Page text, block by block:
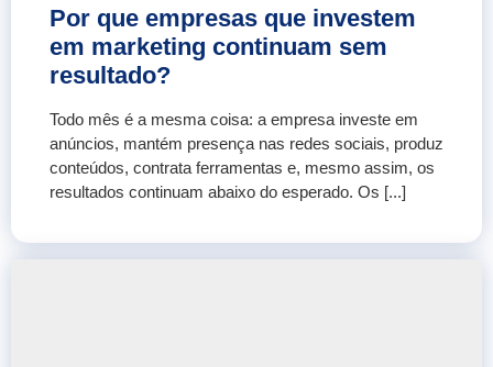
Por que empresas que investem
em marketing continuam sem
resultado?
Todo mês é a mesma coisa: a empresa investe em
anúncios, mantém presença nas redes sociais, produz
conteúdos, contrata ferramentas e, mesmo assim, os
resultados continuam abaixo do esperado. Os [...]